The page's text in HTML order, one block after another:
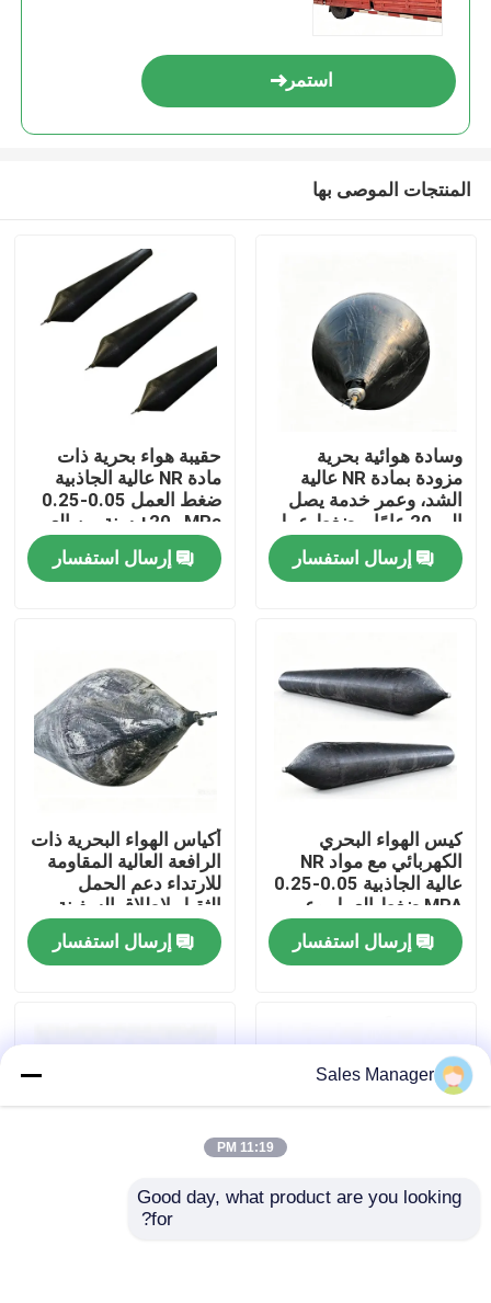
منزل
حول بنا
جولة في المعمل
طلب اقتباس
وسائد هوائية مطاطية بحرية
استمر
المنتجات الموصى بها
وسادة هوائية بحرية
مزودة بمادة NR عالية
الشد، وعمر خدمة يصل
إلى 20 عامًا، وضغط عمل
يتراوح بين 0.05-0.25
ميجا باسكال لإطلاق
السفن
إرسال استفسار
حقيبة هواء بحرية ذات
مادة NR عالية الجاذبية
ضغط العمل 0.05-0.25
MPa و20+ سنة من العمر
لبدء إطلاق السفينة
إرسال استفسار
كيس الهواء البحري
الكهربائي مع مواد NR
عالية الجاذبية 0.05-0.25
MPA ضغط العمل وعمر
الخدمة 20+ سنة
إرسال استفسار
أكياس الهواء البحرية ذات
الرافعة العالية المقاومة
للارتداء دعم الحمل
الثقيل لإطلاق السفينة
إرسال استفسار
إطلاق السفينة البالون
Sales Manager
11:19 PM
Good day, what product are you looking
for?